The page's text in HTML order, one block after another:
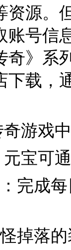
资源。
账号信
奇》系
下载，
游戏
宝可
完成
掉落